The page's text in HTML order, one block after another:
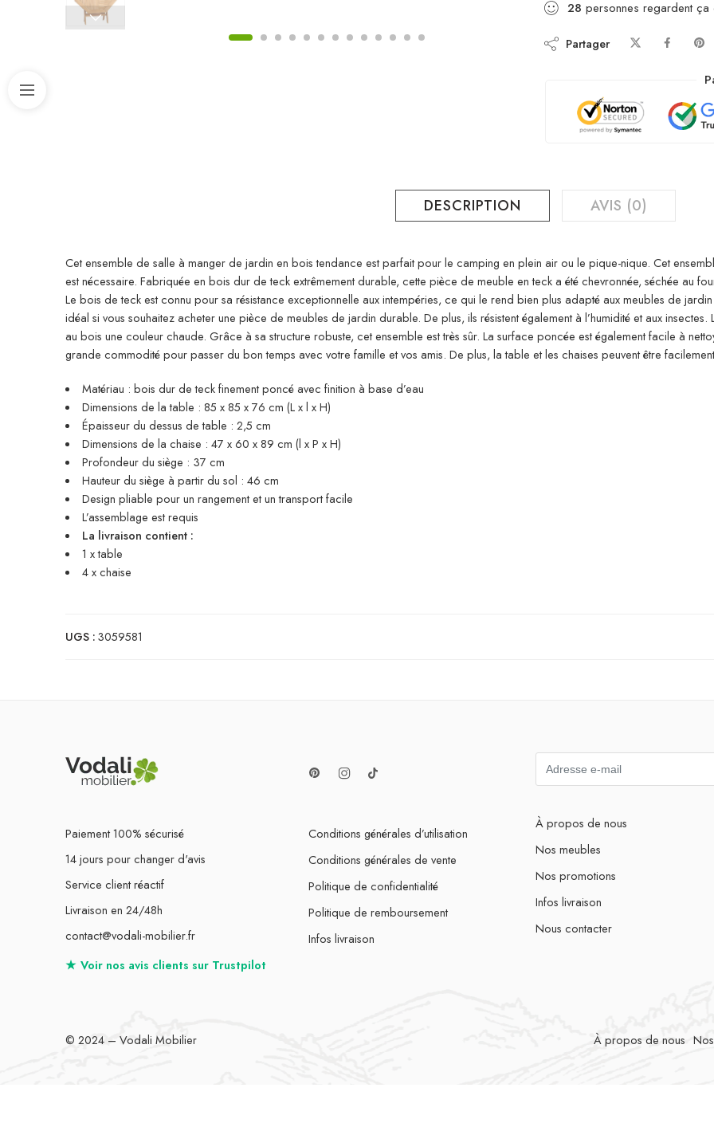
28 personnes regardent ça
Partager
DESCRIPTION AVIS (0)
Cet ensemble de salle à manger de jardin en bois tendance est parfait pour le camping en plein air ou le pique-nique. Cet
est nécessaire. Fabriquée en bois dur de teck extrêmement durable, cette pièce de meuble en teck a été chevronnée, séchée au
Le bois de teck est connu pour sa résistance exceptionnelle aux intempéries, ce qui le rend bien plus adapté aux meubles de
idéal si vous souhaitez acheter une pièce de meubles de jardin durable. De plus, ils résistent également à l’humidité et aux
au bois une couleur chaude. Grâce à sa structure robuste, cet ensemble est très sûr. La surface poncée est également facile à
grande commodité pour passer du bon temps avec votre famille et vos amis. De plus, la table et les chaises peuvent être
Matériau : bois dur de teck finement poncé avec finition à base d’eau
Dimensions de la table : 85 x 85 x 76 cm (L x l x H)
Épaisseur du dessus de table : 2,5 cm
Dimensions de la chaise : 47 x 60 x 89 cm (l x P x H)
Profondeur du siège : 37 cm
Hauteur du siège à partir du sol : 46 cm
Design pliable pour un rangement et un transport facile
L’assemblage est requis
La livraison contient :
1 x table
4 x chaise
UGS :3059581
Paiement 100% sécurisé
14 jours pour changer d'avis
Service client réactif
Livraison en 24/48h
contact@vodali-mobilier.fr
Conditions générales d’utilisation
Conditions générales de vente
Politique de confidentialité
Politique de remboursement
Infos livraison
À propos de nous
Nos meubles
Nos promotions
Infos livraison
Nous contacter
★ Voir nos avis clients sur Trustpilot
© 2024 – Vodali Mobilier À propos de nous